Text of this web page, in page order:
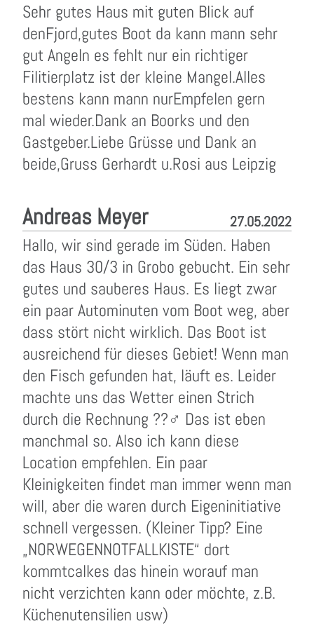
Sehr gutes Haus mit guten Blick auf
denFjord,gutes Boot da kann mann sehr
gut Angeln es fehlt nur ein richtiger
Filitierplatz ist der kleine Mangel.Alles
bestens kann mann nurEmpfelen gern
mal wieder.Dank an Boorks und den
Gastgeber.Liebe Grüsse und Dank an
beide,Gruss Gerhardt u.Rosi aus Leipzig
Andreas Meyer 27.05.2022
Hallo, wir sind gerade im Süden. Haben
das Haus 30/3 in Grobo gebucht. Ein sehr
gutes und sauberes Haus. Es liegt zwar
ein paar Autominuten vom Boot weg, aber
dass stört nicht wirklich. Das Boot ist
ausreichend für dieses Gebiet! Wenn man
den Fisch gefunden hat, läuft es. Leider
machte uns das Wetter einen Strich
durch die Rechnung ??‍♂️ Das ist eben
manchmal so. Also ich kann diese
Location empfehlen. Ein paar
Kleinigkeiten findet man immer wenn man
will, aber die waren durch Eigeninitiative
schnell vergessen. (Kleiner Tipp? Eine
„NORWEGENNOTFALLKISTE“ dort
kommtcalkes das hinein worauf man
nicht verzichten kann oder möchte, z.B.
Küchenutensilien usw)